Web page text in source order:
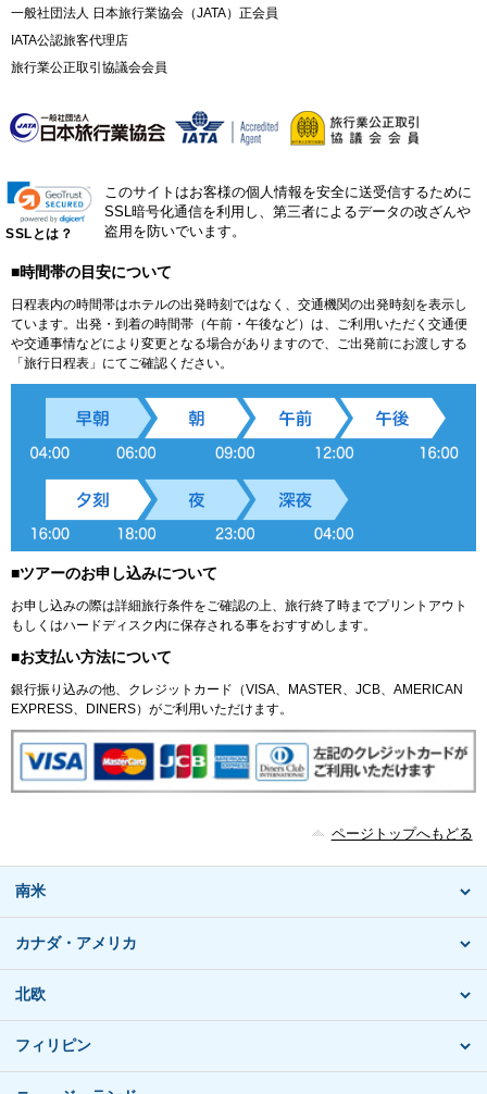
一般社団法人 日本旅行業協会（JATA）正会員
IATA公認旅客代理店
旅行業公正取引協議会会員
SSLとは？
このサイトはお客様の個人情報を安全に送受信するために
SSL暗号化通信を利用し、第三者によるデータの改ざんや
盗用を防いでいます。
■時間帯の目安について
日程表内の時間帯はホテルの出発時刻ではなく、交通機関の出発時刻を表示し
ています。出発・到着の時間帯（午前・午後など）は、ご利用いただく交通便
や交通事情などにより変更となる場合がありますので、ご出発前にお渡しする
「旅行日程表」にてご確認ください。
■ツアーのお申し込みについて
お申し込みの際は詳細旅行条件をご確認の上、旅行終了時までプリントアウト
もしくはハードディスク内に保存される事をおすすめします。
■お支払い方法について
銀行振り込みの他、クレジットカード（VISA、MASTER、JCB、AMERICAN
EXPRESS、DINERS）がご利用いただけます。
ページトップへもどる
南米
カナダ・アメリカ
北欧
フィリピン